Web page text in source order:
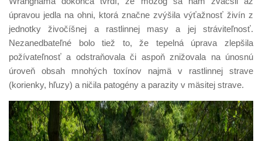
úpravou jedla na ohni, ktorá značne zvýšila výťažnosť živín z
jednotky živočíšnej a rastlinnej masy a jej stráviteľnosť.
Nezanedbateľné bolo tiež to, že tepelná úprava zlepšila
požívateľnosť a odstraňovala či aspoň znižovala na únosnú
úroveň obsah mnohých toxínov najmä v rastlinnej strave
(korienky, hľuzy) a ničila patogény a parazity v mäsitej strave.